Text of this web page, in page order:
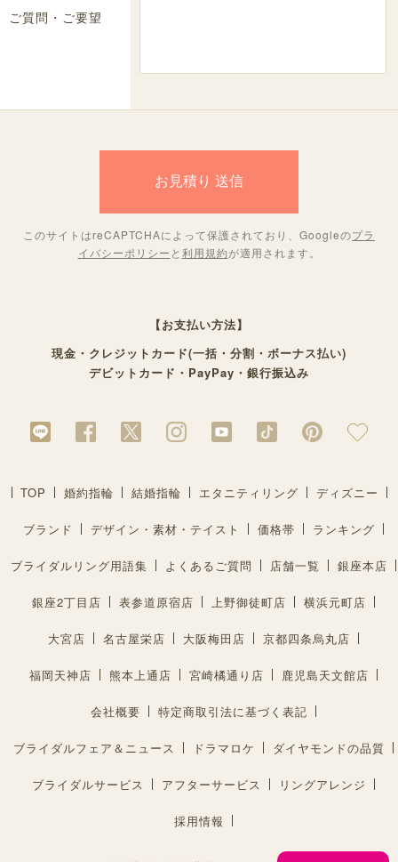
ご質問・ご要望
このサイトはreCAPTCHAによって保護されており、Googleのプラ
イバシーポリシー と 利用規約が適用されます。
【お支払い方法】
現金・クレジットカード(一括・分割・ボーナス払い)
デビットカード・PayPay・銀行振込み
TOP 婚約指輪 結婚指輪 エタニティリング ディズニー
ブランド デザイン・素材・テイスト 価格帯 ランキング
ブライダルリング用語集 よくあるご質問 店舗一覧 銀座本店
銀座2丁目店 表参道原宿店 上野御徒町店 横浜元町店
大宮店 名古屋栄店 大阪梅田店 京都四条烏丸店
福岡天神店 熊本上通店 宮崎橘通り店 鹿児島天文館店
会社概要 特定商取引法に基づく表記
ブライダルフェア＆ニュース ドラマロケ ダイヤモンドの品質
ブライダルサービス アフターサービス リングアレンジ
採用情報